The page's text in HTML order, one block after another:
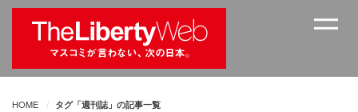
HOME タグ「週刊誌」の記事一覧